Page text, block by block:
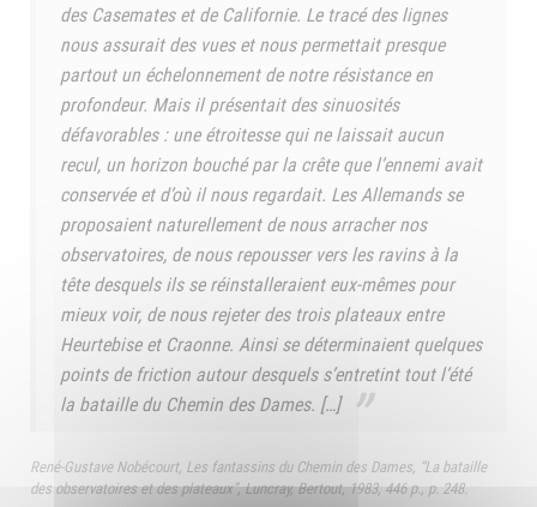
des Casemates et de Californie. Le tracé des lignes
nous assurait des vues et nous permettait presque
partout un échelonnement de notre résistance en
profondeur. Mais il présentait des sinuosités
défavorables : une étroitesse qui ne laissait aucun
recul, un horizon bouché par la crête que l’ennemi avait
conservée et d’où il nous regardait. Les Allemands se
proposaient naturellement de nous arracher nos
observatoires, de nous repousser vers les ravins à la
tête desquels ils se réinstalleraient eux-mêmes pour
mieux voir, de nous rejeter des trois plateaux entre
Heurtebise et Craonne. Ainsi se déterminaient quelques
points de friction autour desquels s’entretint tout l’été
la bataille du Chemin des Dames. […]
René-Gustave Nobécourt, Les fantassins du Chemin des Dames, “La bataille
des observatoires et des plateaux”, Luncray, Bertout, 1983, 446 p., p. 248.